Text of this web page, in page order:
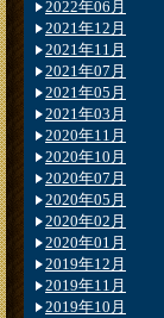
2022年06月
2021年12月
2021年11月
2021年07月
2021年05月
2021年03月
2020年11月
2020年10月
2020年07月
2020年05月
2020年02月
2020年01月
2019年12月
2019年11月
2019年10月